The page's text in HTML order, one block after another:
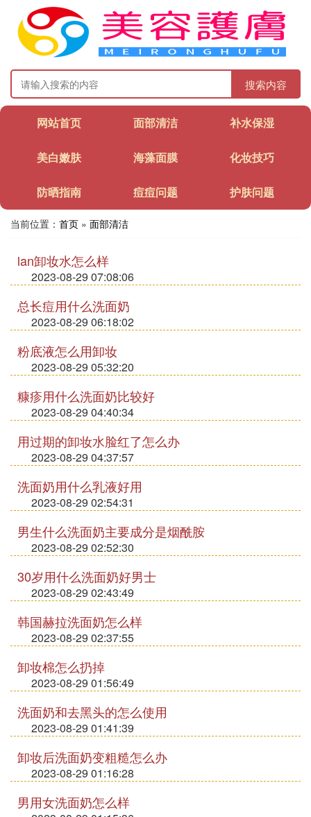
搜索内容
网站首页 面部清洁 补水保湿
美白嫩肤 海藻面膜 化妆技巧
防晒指南 痘痘问题 护肤问题
当前位置： 首页 » 面部清洁
lan卸妆水怎么样
2023-08-29 07:08:06
总长痘用什么洗面奶
2023-08-29 06:18:02
粉底液怎么用卸妆
2023-08-29 05:32:20
糠疹用什么洗面奶比较好
2023-08-29 04:40:34
用过期的卸妆水脸红了怎么办
2023-08-29 04:37:57
洗面奶用什么乳液好用
2023-08-29 02:54:31
男生什么洗面奶主要成分是烟酰胺
2023-08-29 02:52:30
30岁用什么洗面奶好男士
2023-08-29 02:43:49
韩国赫拉洗面奶怎么样
2023-08-29 02:37:55
卸妆棉怎么扔掉
2023-08-29 01:56:49
洗面奶和去黑头的怎么使用
2023-08-29 01:41:39
卸妆后洗面奶变粗糙怎么办
2023-08-29 01:16:28
男用女洗面奶怎么样